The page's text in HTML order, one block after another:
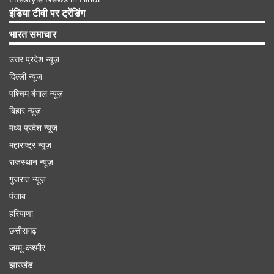
Advertisement
वस्त्रों का दान
अक्षय तृतीया पर आप वस्त्रों का दान भी जरूरतमंद लोगों को
कर सकते हैं। खासकर लाल और पीले रंग के वस्त्र इस दिन
इंडिया टीवी पर ट्रेंडिंग
भारत समाचार
उत्तर प्रदेश न्यूज़
दिल्ली न्यूज़
पश्चिम बंगाल न्यूज़
बिहार न्यूज़
मध्य प्रदेश न्यूज़
महाराष्ट्र न्यूज़
राजस्थान न्यूज़
गुजरात न्यूज़
पंजाब
हरियाणा
छत्तीसगढ़
जम्मू-कश्मीर
झारखंड